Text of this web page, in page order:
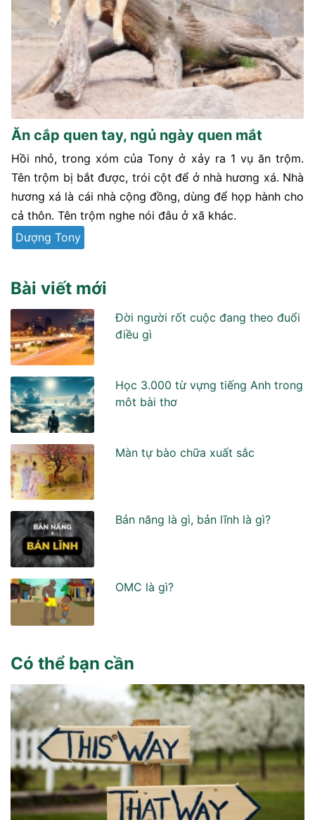
Ăn cắp quen tay, ngủ ngày quen mắt
Hồi nhỏ, trong xóm của Tony ở xảy ra 1 vụ ăn trộm.
Tên trộm bị bắt được, trói cột để ở nhà hương xá. Nhà
hương xá là cái nhà cộng đồng, dùng để họp hành cho
cả thôn. Tên trộm nghe nói đâu ở xã khác.
Dượng Tony
Bài viết mới
Đời người rốt cuộc đang theo đuổi
điều gì
Học 3.000 từ vựng tiếng Anh trong
môt bài thơ
Màn tự bào chữa xuất sắc
Bản năng là gì, bản lĩnh là gì?
OMC là gì?
Có thể bạn cần